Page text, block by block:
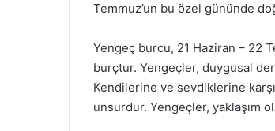
Temmuz’un bu özel gününde
Yengeç burcu, 21 Haziran – 22
burçtur. Yengeçler, duygusal
Kendilerine ve sevdiklerine
unsurdur. Yengeçler, yaklaşım